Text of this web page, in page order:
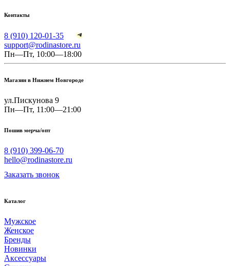
Контакты
8 (910) 120-01-35
support@rodinastore.ru
Пн—Пт, 10:00—18:00
Магазин в Нижнем Новгороде
ул.Пискунова 9
Пн—Пт, 11:00—21:00
Пошив мерча/опт
8 (910) 399-06-70
hello@rodinastore.ru
Заказать звонок
Каталог
Мужское
Женское
Бренды
Новинки
Аксессуары